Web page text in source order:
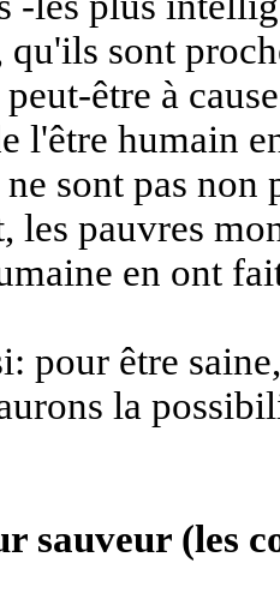
qu'ils sont
peut-être à
l'être humain
sont pas non
les pauvres
en ont
pour être
la
sauveur (les